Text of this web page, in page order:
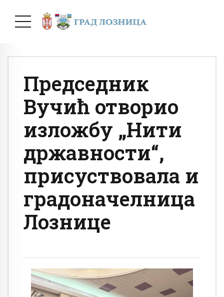
Председник
Вучић отворио
изложбу „Нити
државности“,
присуствовала и
градоначелница
Лознице